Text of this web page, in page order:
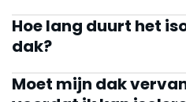
Hoe lang duurt het
dak?
Moet mijn dak